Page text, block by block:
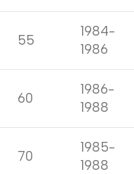
55
1984-
1986
60
1986-
1988
70
1985-
1988